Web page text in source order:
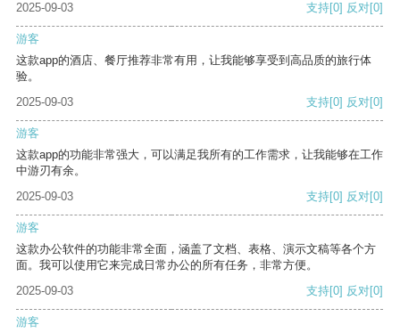
2025-09-03 支持[0] 反对[0]
游客
这款app的酒店、餐厅推荐非常有用，让我能够享受到高品质的旅行体
验。
2025-09-03
支持[0] 反对[0]
游客
这款app的功能非常强大，可以满足我所有的工作需求，让我能够在工作
中游刃有余。
2025-09-03
支持[0] 反对[0]
游客
这款办公软件的功能非常全面，涵盖了文档、表格、演示文稿等各个方
面。我可以使用它来完成日常办公的所有任务，非常方便。
2025-09-03
支持[0] 反对[0]
游客